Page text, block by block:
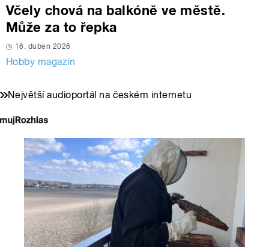
Včely chová na balkóně ve městě.
Může za to řepka
16. duben 2026
Hobby magazín
Největší audioportál na českém internetu